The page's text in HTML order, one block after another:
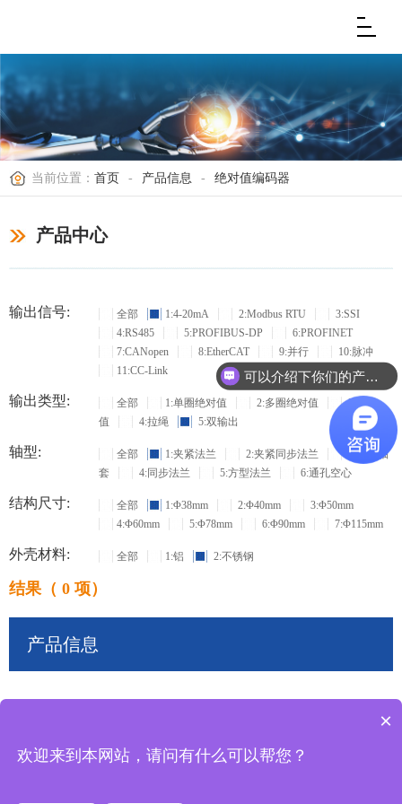
当前位置： 首页 - 产品信息 - 绝对值编码器
产品中心
输出信号: 全部 1:4-20mA 2:Modbus RTU
3:SSI
4:RS485
5:PROFIBUS-DP
6:PROFINET
7:CANopen
8:EtherCAT 9:并行
10:脉冲
11:CC-Link
输出类型: 全部 1:单圈绝对值 2:多圈绝对值
3:增量
值
4:拉绳 5:双输出
轴型: 全部 1:夹紧法兰 2:夹紧同步法兰
3:盲孔轴
套
4:同步法兰 5:方型法兰 6:通孔空心
结构尺寸: 全部 1:Φ38mm 2:Φ40mm
3:Φ50mm
4:Φ60mm
5:Φ78mm 6:Φ90mm 7:Φ115mm
外壳材料: 全部 1:铝 2:不锈钢
结果（ 0 项）
产品信息
可以介绍下你们的产品么？
×
欢迎来到本网站，请问有什么可以帮您？